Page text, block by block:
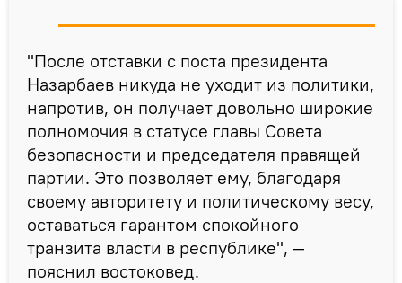
"После отставки с поста президента
Назарбаев никуда не уходит из политики,
напротив, он получает довольно широкие
полномочия в статусе главы Совета
безопасности и председателя правящей
партии. Это позволяет ему, благодаря
своему авторитету и политическому весу,
оставаться гарантом спокойного
транзита власти в республике", —
пояснил востоковед.